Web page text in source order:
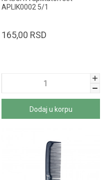
APLIK0002 5/1
165,00 RSD
Dodaj u korpu